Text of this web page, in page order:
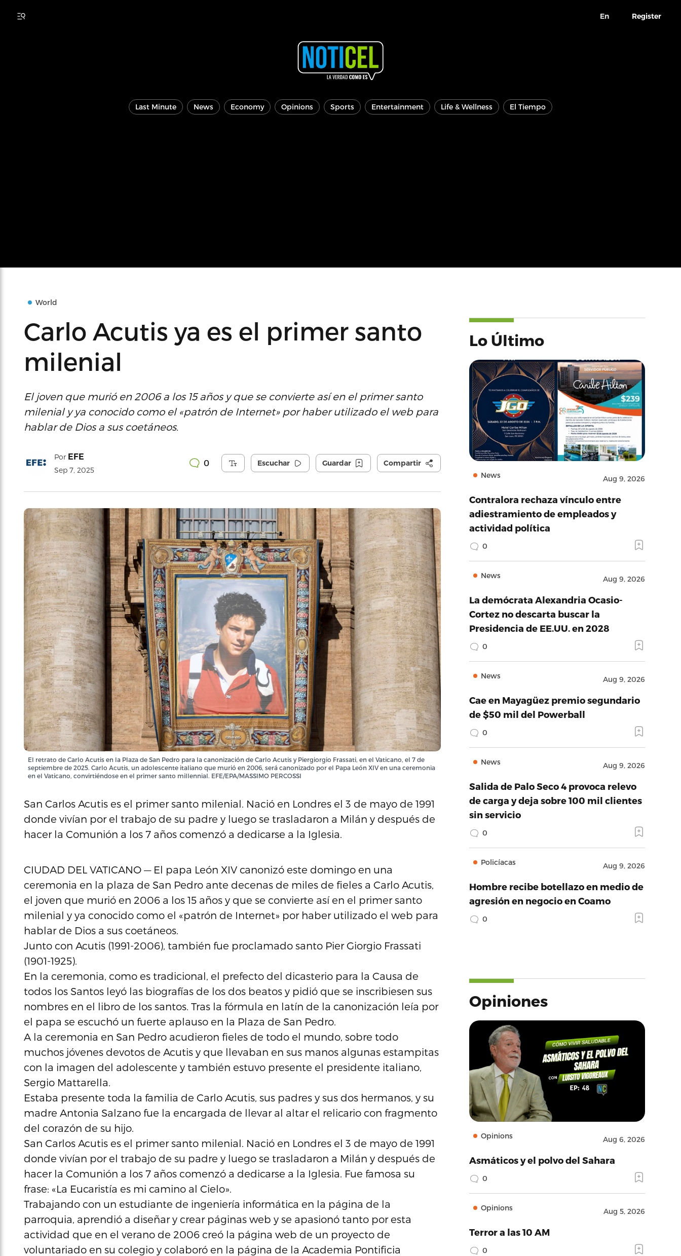
En Register
Last Minute News Economy Opinions Sports Entertainment Life & Wellness El Tiempo
World
Carlo Acutis ya es el primer santo
milenial
El joven que murió en 2006 a los 15 años y que se convierte así en el primer santo
milenial y ya conocido como el «patrón de Internet» por haber utilizado el web para
hablar de Dios a sus coetáneos.
Por EFE
Sep 7, 2025
0 Escuchar Guardar Compartir
El retrato de Carlo Acutis en la Plaza de San Pedro para la canonización de Carlo Acutis y Piergiorgio Frassati, en el Vaticano, el 7 de
septiembre de 2025. Carlo Acutis, un adolescente italiano que murió en 2006, será canonizado por el Papa León XIV en una ceremonia
en el Vaticano, convirtiéndose en el primer santo millennial. EFE/EPA/MASSIMO PERCOSSI
San Carlos Acutis es el primer santo milenial. Nació en Londres el 3 de mayo de 1991
donde vivían por el trabajo de su padre y luego se trasladaron a Milán y después de
hacer la Comunión a los 7 años comenzó a dedicarse a la Iglesia.
CIUDAD DEL VATICANO — El papa León XIV canonizó este domingo en una
ceremonia en la plaza de San Pedro ante decenas de miles de fieles a Carlo Acutis,
el joven que murió en 2006 a los 15 años y que se convierte así en el primer santo
milenial y ya conocido como el «patrón de Internet» por haber utilizado el web para
hablar de Dios a sus coetáneos.
Junto con Acutis (1991-2006), también fue proclamado santo Pier Giorgio Frassati
(1901-1925).
En la ceremonia, como es tradicional, el prefecto del dicasterio para la Causa de
todos los Santos leyó las biografías de los dos beatos y pidió que se inscribiesen sus
nombres en el libro de los santos. Tras la fórmula en latín de la canonización leía por
el papa se escuchó un fuerte aplauso en la Plaza de San Pedro.
A la ceremonia en San Pedro acudieron fieles de todo el mundo, sobre todo
muchos jóvenes devotos de Acutis y que llevaban en sus manos algunas estampitas
con la imagen del adolescente y también estuvo presente el presidente italiano,
Sergio Mattarella.
Estaba presente toda la familia de Carlo Acutis, sus padres y sus dos hermanos, y su
madre Antonia Salzano fue la encargada de llevar al altar el relicario con fragmento
del corazón de su hijo.
San Carlos Acutis es el primer santo milenial. Nació en Londres el 3 de mayo de 1991
donde vivían por el trabajo de su padre y luego se trasladaron a Milán y después de
hacer la Comunión a los 7 años comenzó a dedicarse a la Iglesia. Fue famosa su
frase: «La Eucaristía es mi camino al Cielo».
Trabajando con un estudiante de ingeniería informática en la página de la
parroquia, aprendió a diseñar y crear páginas web y se apasionó tanto por esta
actividad que en el verano de 2006 creó la página web de un proyecto de
voluntariado en su colegio y colaboró ​​en la página de la Academia Pontificia
Lo Último
News Aug 9, 2026
Contralora rechaza vínculo entre
adiestramiento de empleados y
actividad política
0
News Aug 9, 2026
La demócrata Alexandria Ocasio-
Cortez no descarta buscar la
Presidencia de EE.UU. en 2028
0
News Aug 9, 2026
Cae en Mayagüez premio segundario
de $50 mil del Powerball
0
News Aug 9, 2026
Salida de Palo Seco 4 provoca relevo
de carga y deja sobre 100 mil clientes
sin servicio
0
Policíacas Aug 9, 2026
Hombre recibe botellazo en medio de
agresión en negocio en Coamo
0
Opiniones
Opinions Aug 6, 2026
Asmáticos y el polvo del Sahara
0
Opinions Aug 5, 2026
Terror a las 10 AM
0